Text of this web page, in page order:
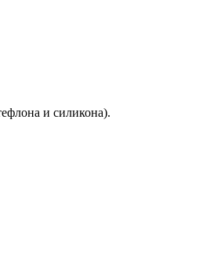
и силикона).